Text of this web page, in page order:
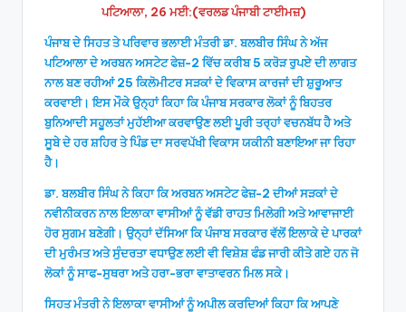
ਪਟਿਆਲਾ, 26 ਮਈ:(ਵਰਲਡ ਪੰਜਾਬੀ ਟਾਈਮਜ਼)
ਪੰਜਾਬ ਦੇ ਸਿਹਤ ਤੇ ਪਰਿਵਾਰ ਭਲਾਈ ਮੰਤਰੀ ਡਾ. ਬਲਬੀਰ ਸਿੰਘ ਨੇ ਅੱਜ
ਪਟਿਆਲਾ ਦੇ ਅਰਬਨ ਅਸਟੇਟ ਫੇਜ਼-2 ਵਿੱਚ ਕਰੀਬ 5 ਕਰੋੜ ਰੁਪਏ ਦੀ ਲਾਗਤ
ਨਾਲ ਬਣ ਰਹੀਆਂ 25 ਕਿਲੋਮੀਟਰ ਸੜਕਾਂ ਦੇ ਵਿਕਾਸ ਕਾਰਜਾਂ ਦੀ ਸ਼ੁਰੂਆਤ
ਕਰਵਾਈ। ਇਸ ਮੌਕੇ ਉਨ੍ਹਾਂ ਕਿਹਾ ਕਿ ਪੰਜਾਬ ਸਰਕਾਰ ਲੋਕਾਂ ਨੂੰ ਬਿਹਤਰ
ਬੁਨਿਆਦੀ ਸਹੂਲਤਾਂ ਮੁਹੱਈਆ ਕਰਵਾਉਣ ਲਈ ਪੂਰੀ ਤਰ੍ਹਾਂ ਵਚਨਬੱਧ ਹੈ ਅਤੇ
ਸੂਬੇ ਦੇ ਹਰ ਸ਼ਹਿਰ ਤੇ ਪਿੰਡ ਦਾ ਸਰਵਪੱਖੀ ਵਿਕਾਸ ਯਕੀਨੀ ਬਣਾਇਆ ਜਾ ਰਿਹਾ
ਹੈ।
ਡਾ. ਬਲਬੀਰ ਸਿੰਘ ਨੇ ਕਿਹਾ ਕਿ ਅਰਬਨ ਅਸਟੇਟ ਫੇਜ਼-2 ਦੀਆਂ ਸੜਕਾਂ ਦੇ
ਨਵੀਨੀਕਰਨ ਨਾਲ ਇਲਾਕਾ ਵਾਸੀਆਂ ਨੂੰ ਵੱਡੀ ਰਾਹਤ ਮਿਲੇਗੀ ਅਤੇ ਆਵਾਜਾਈ
ਹੋਰ ਸੁਗਮ ਬਣੇਗੀ। ਉਨ੍ਹਾਂ ਦੱਸਿਆ ਕਿ ਪੰਜਾਬ ਸਰਕਾਰ ਵੱਲੋਂ ਇਲਾਕੇ ਦੇ ਪਾਰਕਾਂ
ਦੀ ਮੁਰੰਮਤ ਅਤੇ ਸੁੰਦਰਤਾ ਵਧਾਉਣ ਲਈ ਵੀ ਵਿਸ਼ੇਸ਼ ਫੰਡ ਜਾਰੀ ਕੀਤੇ ਗਏ ਹਨ ਜੋ
ਲੋਕਾਂ ਨੂੰ ਸਾਫ-ਸੁਥਰਾ ਅਤੇ ਹਰਾ-ਭਰਾ ਵਾਤਾਵਰਨ ਮਿਲ ਸਕੇ।
ਸਿਹਤ ਮੰਤਰੀ ਨੇ ਇਲਾਕਾ ਵਾਸੀਆਂ ਨੂੰ ਅਪੀਲ ਕਰਦਿਆਂ ਕਿਹਾ ਕਿ ਆਪਣੇ